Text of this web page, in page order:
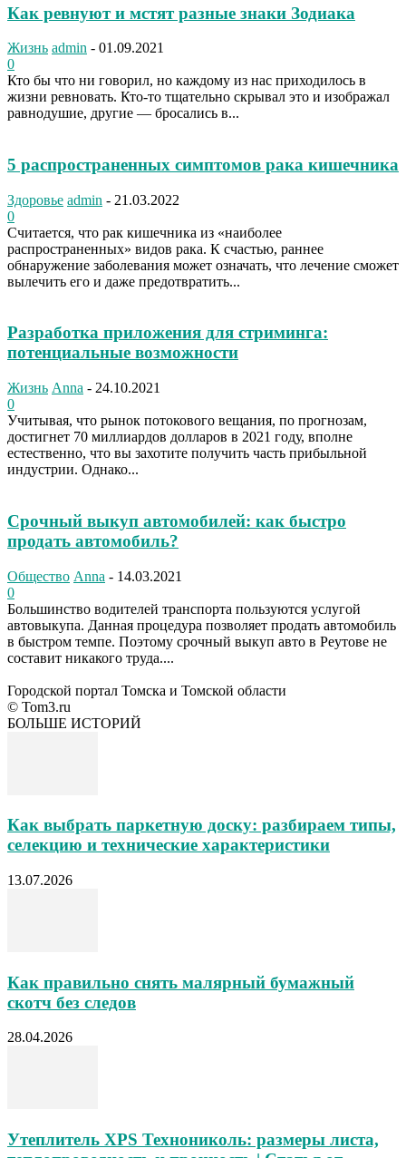
Как ревнуют и мстят разные знаки Зодиака
Жизнь admin - 01.09.2021
0
Кто бы что ни говорил, но каждому из нас приходилось в
жизни ревновать. Кто-то тщательно скрывал это и изображал
равнодушие, другие — бросались в...
5 распространенных симптомов рака кишечника
Здоровье admin - 21.03.2022
0
Считается, что рак кишечника из «наиболее
распространенных» видов рака. К счастью, раннее
обнаружение заболевания может означать, что лечение сможет
вылечить его и даже предотвратить...
Разработка приложения для стриминга:
потенциальные возможности
Жизнь Anna - 24.10.2021
0
Учитывая, что рынок потокового вещания, по прогнозам,
достигнет 70 миллиардов долларов в 2021 году, вполне
естественно, что вы захотите получить часть прибыльной
индустрии. Однако...
Срочный выкуп автомобилей: как быстро
продать автомобиль?
Общество Anna - 14.03.2021
0
Большинство водителей транспорта пользуются услугой
автовыкупа. Данная процедура позволяет продать автомобиль
в быстром темпе. Поэтому срочный выкуп авто в Реутове не
составит никакого труда....
Городской портал Томска и Томской области
© Tom3.ru
БОЛЬШЕ ИСТОРИЙ
Как выбрать паркетную доску: разбираем типы,
селекцию и технические характеристики
13.07.2026
Как правильно снять малярный бумажный
скотч без следов
28.04.2026
Утеплитель XPS Технониколь: размеры листа,